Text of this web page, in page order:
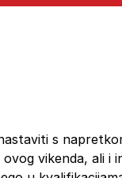
s
ovog vikenda, ali i